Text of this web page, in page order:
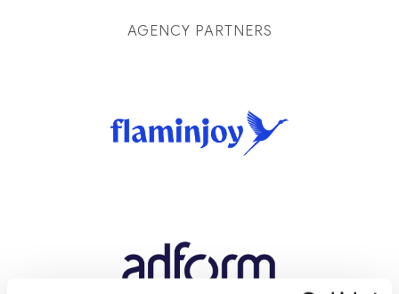
AGENCY PARTNERS